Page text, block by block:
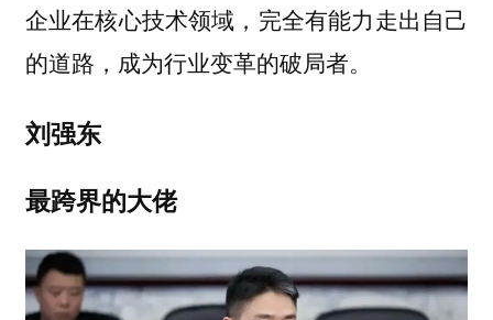
企业在核心技术领域，完全有能力走出自己
的道路，成为行业变革的破局者。
刘强东
最跨界的大佬